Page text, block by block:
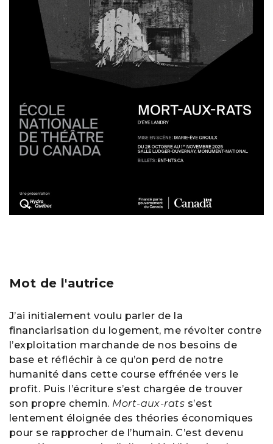
Mot de l'autrice
J’ai initialement voulu parler de la
financiarisation du logement, me révolter contre
l’exploitation marchande de nos besoins de
base et réfléchir à ce qu’on perd de notre
humanité dans cette course effrénée vers le
profit. Puis l’écriture s’est chargée de trouver
son propre chemin. Mort-aux-rats s’est
lentement éloignée des théories économiques
pour se rapprocher de l’humain. C’est devenu